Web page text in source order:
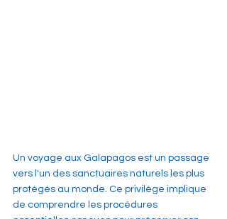
Un voyage aux Galapagos est un passage
vers l'un des sanctuaires naturels les plus
protégés au monde. Ce privilège implique
de comprendre les procédures